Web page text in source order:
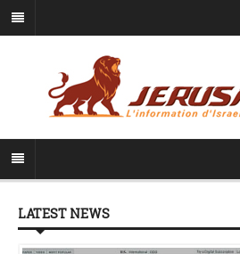
LATEST NEWS